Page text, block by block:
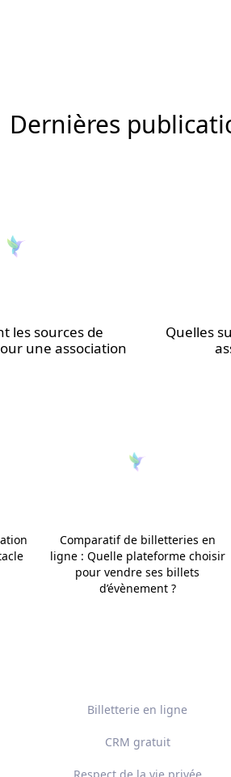
Dernières
les sources de
une association
Quelles
Comparatif de billetteries en
ligne : Quelle plateforme choisir
pour vendre ses billets
d’évènement ?
Billetterie en ligne
CRM gratuit